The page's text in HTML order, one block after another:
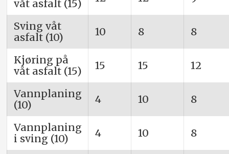
våt asfalt (15)
Sving våt
asfalt (10)
10 8 8
Kjøring på
våt asfalt (15)
15 15 12
Vannplaning
(10)
4 10 8
Vannplaning
i sving (10)
4 10 8